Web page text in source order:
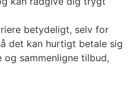
betydeligt, selv for
det kan hurtigt betale sig
sammenligne tilbud,